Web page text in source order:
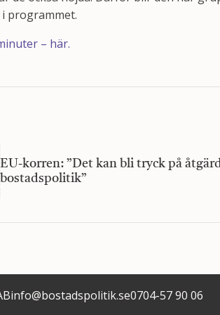
programmet.
– här.
EU-korren: ”Det kan bli tryck på
bostadspolitik”
info@bostadspolitik.se0704-57 90 06